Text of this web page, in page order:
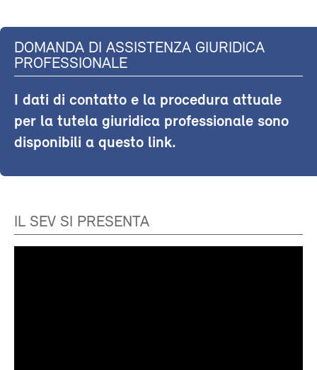
DOMANDA DI ASSISTENZA GIURIDICA
PROFESSIONALE
I dati di contatto e la procedura attuale
per la tutela giuridica professionale sono
disponibili a questo link.
IL SEV SI PRESENTA